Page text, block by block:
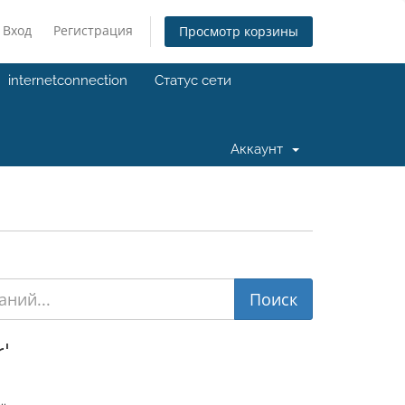
Вход Регистрация Просмотр корзины
internetconnection Статус сети
Аккаунт